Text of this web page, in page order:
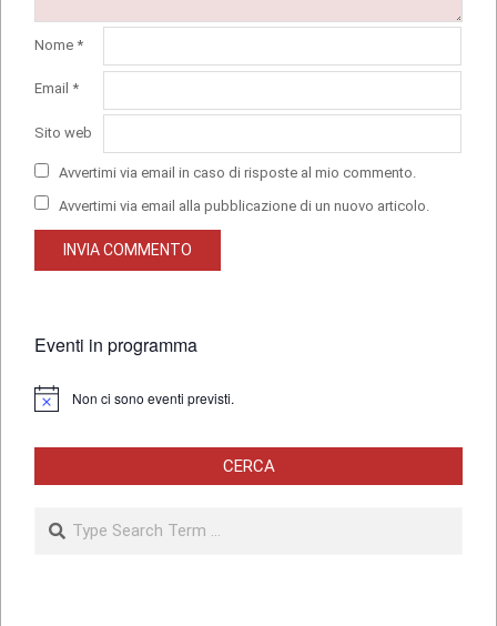
Nome *
Email *
Sito web
Avvertimi via email in caso di risposte al mio commento.
Avvertimi via email alla pubblicazione di un nuovo articolo.
Eventi in programma
Notice Non ci sono eventi previsti.
CERCA
Search